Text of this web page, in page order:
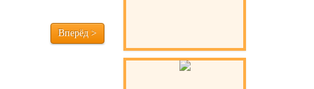
Вперёд >